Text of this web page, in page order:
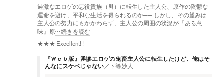
過激なエロゲの悪役貴族（男）に転生した主人公、原作の陰鬱な
運命を避け、平和な生活を得られるのか── しかし、その望みは
主人公の努力にもかかわらず、主人公の周囲の状況が『ある意
味』原…続きを読む
★★★ Excellent!!!
『Ｗｅｂ版』淫惨エロゲの鬼畜主人公に転生したけど、俺はそ
んなにスケベじゃない／下等妙人